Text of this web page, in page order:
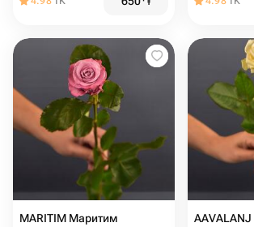
MARITIM Маритим